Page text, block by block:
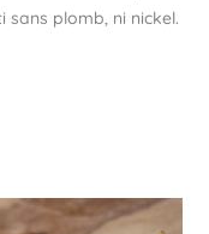
plomb, ni nickel.